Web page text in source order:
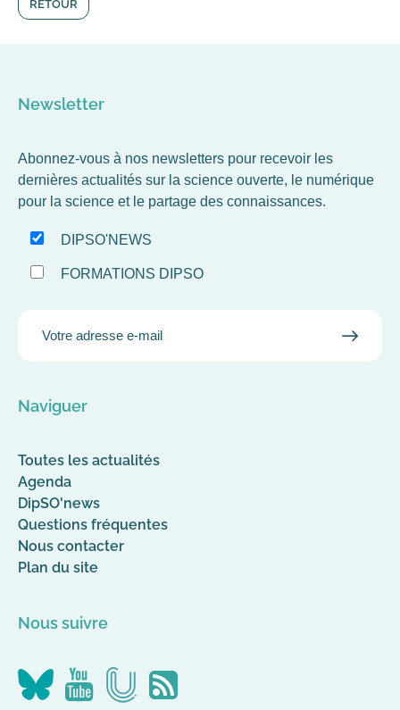
RETOUR
Newsletter
Abonnez-vous à nos newsletters pour recevoir les
dernières actualités sur la science ouverte, le numérique
pour la science et le partage des connaissances.
DIPSO'NEWS
FORMATIONS DIPSO
Naviguer
Toutes les actualités
Agenda
DipSO'news
Questions fréquentes
Nous contacter
Plan du site
Nous suivre
Nous
suivre
Nous
suivre
Nous
suivre
Flus
RSS